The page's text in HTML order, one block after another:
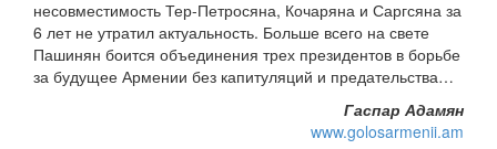
несовместимость Тер-Петросяна, Кочаряна и Саргсяна за
6 лет не утратил актуальность. Больше всего на свете
Пашинян боится объединения трех президентов в борьбе
за будущее Армении без капитуляций и предательства…
Гаспар Адамян
www.golosarmenii.am